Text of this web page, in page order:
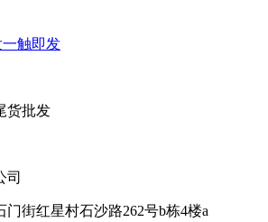
触即发
货批发
司
街红星村石沙路262号b栋4楼a